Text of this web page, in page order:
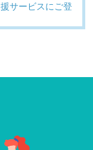
サービスにご登